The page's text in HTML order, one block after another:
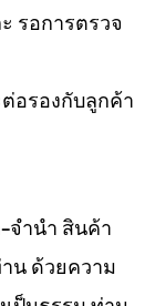
รอการตรวจ
อรองกับลูกค้า
จำนำ สินค้า
น ด้วยความ